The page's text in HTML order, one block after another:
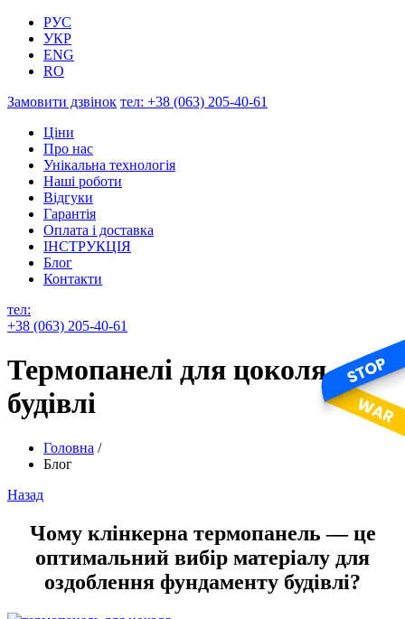
РУС
УКР
ENG
RO
Замовити дзвінок тел: +38 (063) 205-40-61
Ціни
Про нас
Унікальна технологія
Наші роботи
Відгуки
Гарантія
Оплата і доставка
ІНСТРУКЦІЯ
Блог
Контакти
тел:
+38 (063) 205-40-61
Термопанелі для цоколя
будівлі
Головна /
Блог
Назад
Чому клінкерна термопанель — це
оптимальний вибір матеріалу для
оздоблення фундаменту будівлі?